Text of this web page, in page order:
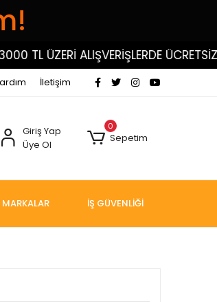
TL ÜZERİ ALIŞVERİŞLERDE ÜCRETSİZ
İletişim
Giriş Yap
Üye Ol
0
Sepetim
MARKALAR İŞ GÜVENLİĞİ